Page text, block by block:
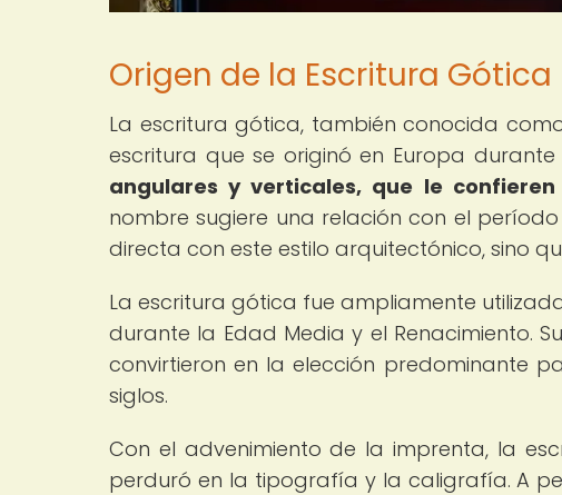
Origen de la Escritura Gótica
La escritura gótica, también conocida
escritura que se originó en Europa
angulares y verticales, que le
nombre sugiere una relación con el
directa con este estilo arquitectónico, sino
La escritura gótica fue ampliamente
durante la Edad Media y el Renacimiento.
convirtieron en la elección predominante
siglos.
Con el advenimiento de la imprenta, la
perduró en la tipografía y la caligrafía. A